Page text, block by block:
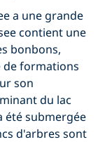
a une grande
contient une
bonbons,
de formations
son
du lac
été submergée
d'arbres sont